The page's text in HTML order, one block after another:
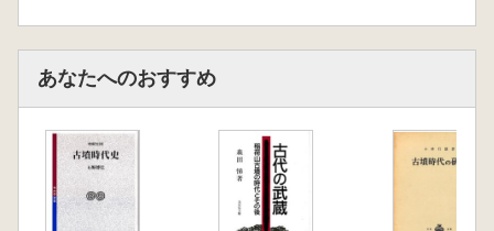
あなたへのおすすめ